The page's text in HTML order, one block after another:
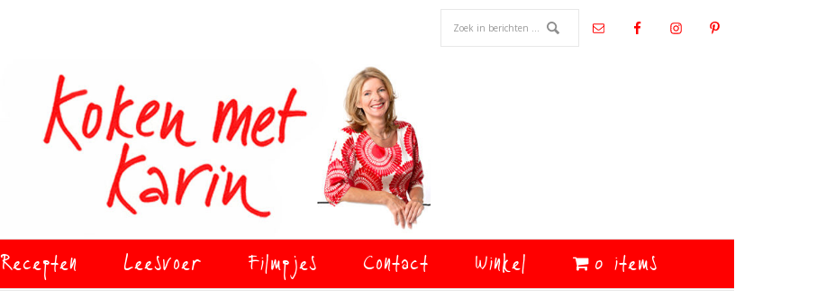
Recepten Leesvoer Filmpjes Contact Winkel 0 items